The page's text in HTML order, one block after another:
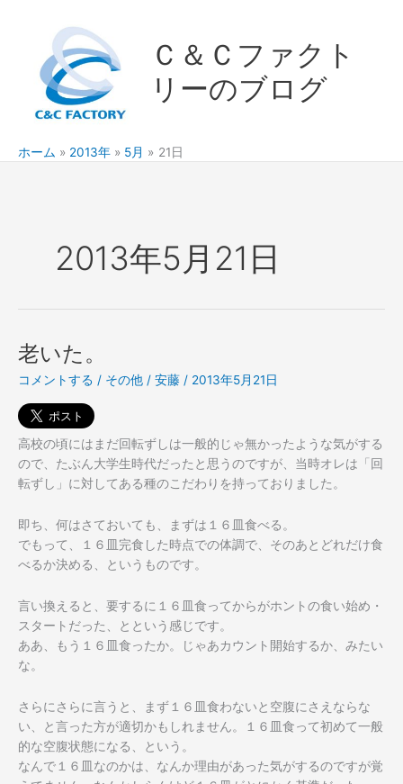
Ｃ＆Ｃファクト
リーのブログ
ホーム 2013年 5月 21日
2013年5月21日
老いた。
コメントする / その他 / 安藤 / 2013年5月21日
高校の頃にはまだ回転ずしは一般的じゃ無かったような気がする
ので、たぶん大学生時代だったと思うのですが、当時オレは「回
転ずし」に対してある種のこだわりを持っておりました。
即ち、何はさておいても、まずは１６皿食べる。
でもって、１６皿完食した時点での体調で、そのあとどれだけ食
べるか決める、というものです。
言い換えると、要するに１６皿食ってからがホントの食い始め・
ス タートだった、とという感じです。
ああ、もう１６皿食ったか。じゃあカウント開始するか、みたい
な。
さらにさらに言うと、まず１６皿食わないと空腹にさえならな
い、
と言った方が適切かもしれません。１６皿食って初めて一般
的な空腹状態になる、という。
なんで１６皿なのかは、なんか理由があった気がするのですが覚